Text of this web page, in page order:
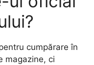
cumpărare în
magazine, ci